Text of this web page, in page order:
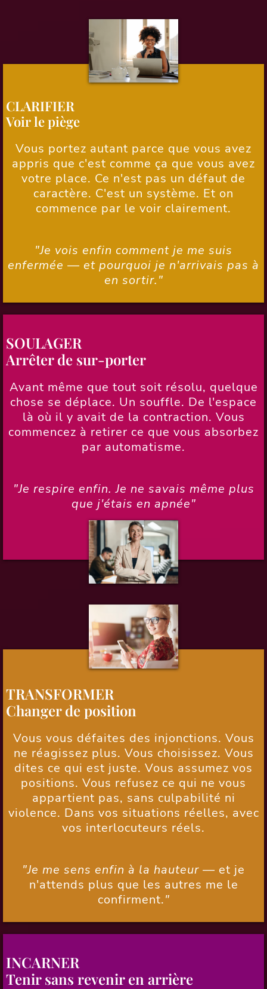
CLARIFIER
Voir le piège
Vous portez autant parce que vous avez
appris que c'est comme ça que vous avez
votre place. Ce n'est pas un défaut de
caractère. C'est un système. Et on
commence par le voir clairement.
"Je vois enfin comment je me suis
enfermée — et pourquoi je n'arrivais pas à
en sortir."
SOULAGER
Arrêter de sur-porter
Avant même que tout soit résolu, quelque
chose se déplace. Un souffle. De l'espace
là où il y avait de la contraction. Vous
commencez à retirer ce que vous absorbez
par automatisme.
"Je respire enfin. Je ne savais même plus
que j'étais en apnée"
TRANSFORMER
Changer de position
Vous vous défaites des injonctions. Vous
ne réagissez plus. Vous choisissez. Vous
dites ce qui est juste. Vous assumez vos
positions. Vous refusez ce qui ne vous
appartient pas, sans culpabilité ni
violence. Dans vos situations réelles, avec
vos interlocuteurs réels.
"Je me sens enfin à la hauteur — et je
n'attends plus que les autres me le
confirment."
INCARNER
Tenir sans revenir en arrière